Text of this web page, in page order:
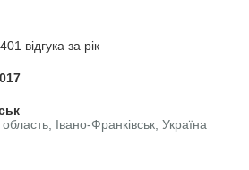
відгука за рік
Івано-Франківськ, Україна